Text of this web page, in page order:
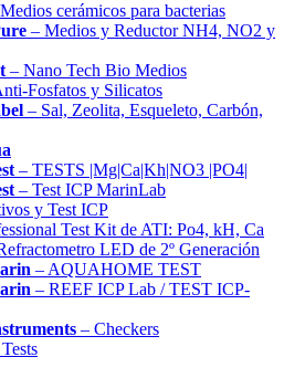
cerámicos para bacterias
– Medios y Reductor NH4, NO2 y
– Nano Tech Bio Medios
Fosfatos y Silicatos
– Sal, Zeolita, Esqueleto, Carbón,
– TESTS |Mg|Ca|Kh|NO3 |PO4|
– Test ICP MarinLab
y Test ICP
Test Kit de ATI: Po4, kH, Ca
LED de 2º Generación
– AQUAHOME TEST
– REEF ICP Lab / TEST ICP-
– Checkers